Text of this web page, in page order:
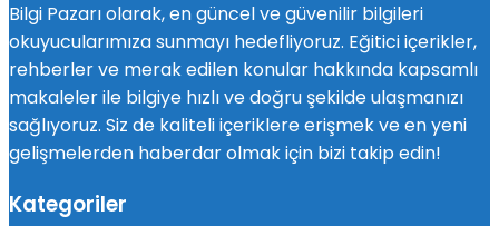
Bilgi Pazarı olarak, en güncel ve güvenilir bilgileri
okuyucularımıza sunmayı hedefliyoruz. Eğitici içerikler,
rehberler ve merak edilen konular hakkında kapsamlı
makaleler ile bilgiye hızlı ve doğru şekilde ulaşmanızı
sağlıyoruz. Siz de kaliteli içeriklere erişmek ve en yeni
gelişmelerden haberdar olmak için bizi takip edin!
Kategoriler